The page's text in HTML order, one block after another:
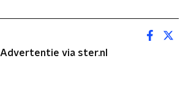
Advertentie via ster.nl